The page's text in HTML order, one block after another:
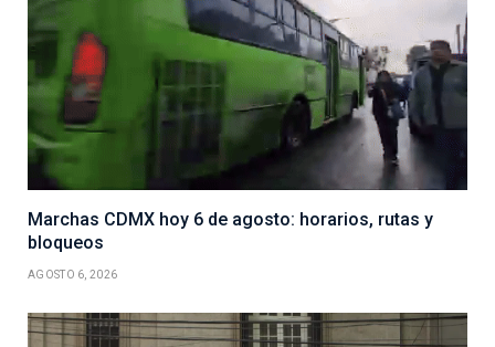
Marchas CDMX hoy 6 de agosto: horarios, rutas y
bloqueos
AGOSTO 6, 2026